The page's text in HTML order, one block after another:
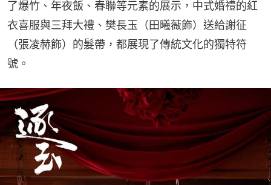
了爆竹、年夜飯、春聯等元素的展示，中式婚禮的紅
衣喜服與三拜大禮、樊長玉（田曦薇飾）送給謝征
（張凌赫飾）的髮帶，都展現了傳統文化的獨特符
號。